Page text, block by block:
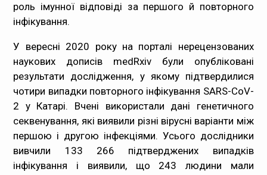
Контакти
Карта сайта
роль імунної відповіді за першого й повторного
інфікування.
У вересні 2020 року на порталі нерецензованих
наукових дописів medRxiv були опубліковані
результати дослідження, у якому підтвердилися
чотири випадки повторного інфікування SARS-CoV-
2 у Катарі. Вчені використали дані генетичного
секвенування, які виявили різні вірусні варіанти між
першою і другою інфекціями. Усього дослідники
вивчили 133 266 підтверджених випадків
інфікування і виявили, що 243 людини мали